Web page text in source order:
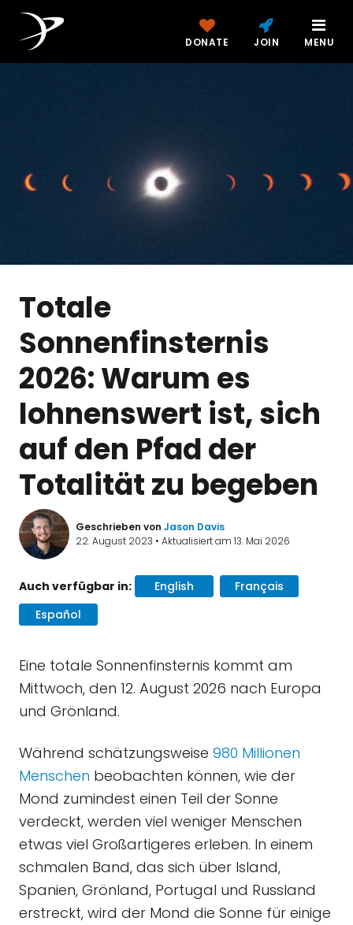
DONATE JOIN MENU
Totale
Sonnenfinsternis
2026: Warum es
lohnenswert ist, sich
auf den Pfad der
Totalität zu begeben
Geschrieben von Jason Davis
22. August 2023 • Aktualisiert am 13. Mai 2026
Auch verfügbar in: English
Français
Español
Eine totale Sonnenfinsternis kommt am
Mittwoch, den 12. August 2026 nach Europa
und Grönland.
Während schätzungsweise 980 Millionen
Menschen beobachten können, wie der
Mond zumindest einen Teil der Sonne
verdeckt, werden viel weniger Menschen
etwas viel Großartigeres erleben. In einem
schmalen Band, das sich über Island,
Spanien, Grönland, Portugal und Russland
erstreckt, wird der Mond die Sonne für einige